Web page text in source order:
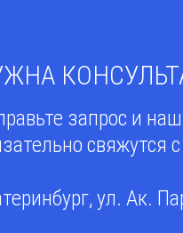
запрос и
свяжутся
ул. Ак.